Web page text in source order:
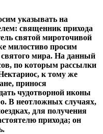
указывать на
священник прихода
святой мироточивой
милостиво просим
мира. На данный
по которым рассылки
к тому же
принося
чудотворной иконы
В неотложных случаях,
для получения
прихода; он